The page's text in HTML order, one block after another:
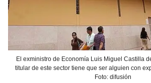
El exministro de Economía Luis Miguel Castilla
titular de este sector tiene que ser alguien con
Foto: difusión